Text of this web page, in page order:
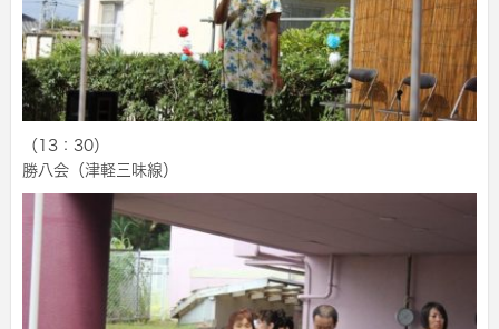
（13：30）
勝八会（津軽三味線）